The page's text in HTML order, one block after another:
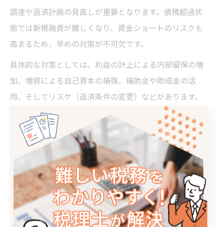
調達や返済計画の見直しが重要となります。債務超過状
態では新規融資が難しくなり、資金ショートのリスクも
高まるため、早めの対策が不可欠です。
具体的な対策としては、利益の計上による内部留保の増
加、増資による自己資本の補強、補助金や助成金の活
用、そしてリスケ（返済条件の変更）などがあります。
リスケは一時的な負担軽減策ですが、信用低下や今後の
資金調達に影響するため、専門家の助言を受けることが
望ましいです。
また、最悪の場合は法的手続き（再生・破産等）も選択
肢となりますが、事業継続や従業員の雇用維持を考慮
し、慎重に判断する必要があります。税理士への早期相
談が、資金繰りリスク回避と再建の第一歩となります。